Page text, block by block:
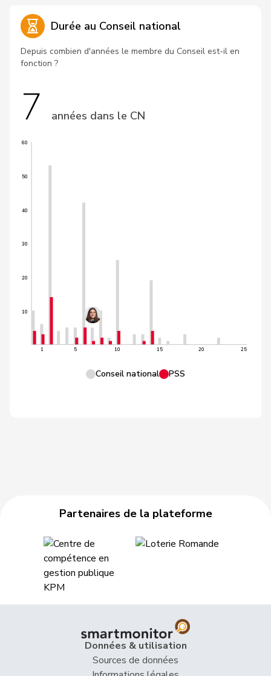
Durée au Conseil national
Depuis combien d'années le membre du Conseil est-il en
fonction ?
7 années dans le CN
10
20
30
40
50
60
1 5 10 15 20 25
Conseil national PSS
Partenaires de la plateforme
Données & utilisation
Sources de données